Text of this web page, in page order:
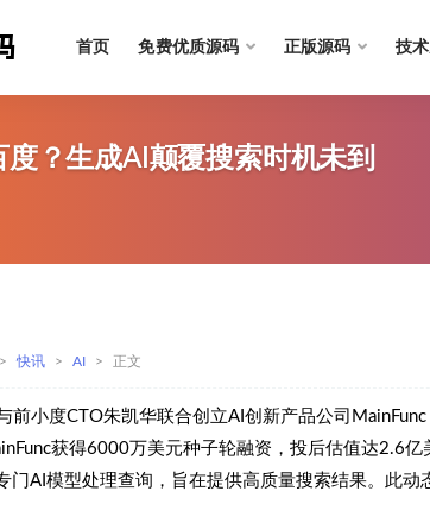
首页 免费优质源码 正版源码 技
？生成AI颠覆搜索时机未到
快讯 AI 正文
前小度CTO朱凯华联合创立AI创新产品公司
获得6000万美元种子轮融资，投后估值达2.6
门AI模型处理查询，旨在提供高质量搜索结果。此